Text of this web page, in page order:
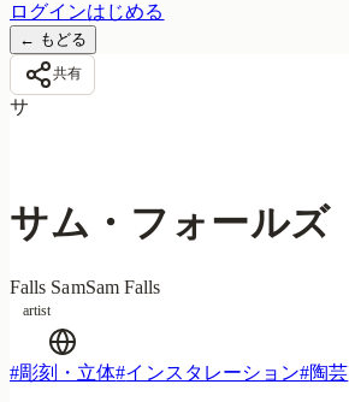
ログインはじめる
← もどる
共有
サ
サム・フォールズ
Falls SamSam Falls
artist
#彫刻・立体#インスタレーション#陶芸